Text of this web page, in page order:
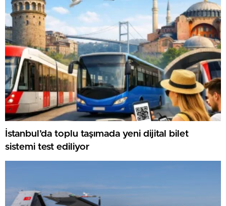
İstanbul’da toplu taşımada yeni dijital bilet
sistemi test ediliyor